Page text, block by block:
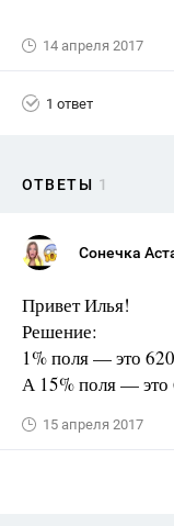
14 апреля 2017
1 ответ
ОТВЕТЫ 1
Сонечка
Привет Илья!
Решение:
1% поля — это
А 15% поля — это
15 апреля 2017